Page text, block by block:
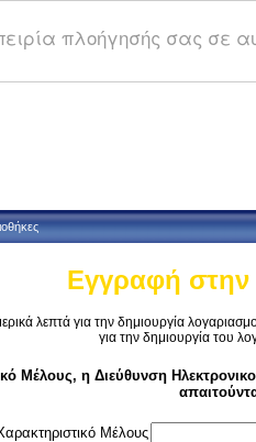
πλοήγησής σας σε
Εγγραφή στην
λεπτά για την δημιουργία
για την δημιουργία του
Μέλους, η Διεύθυνση
Μέλους